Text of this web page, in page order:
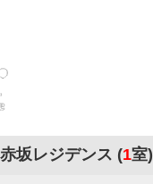
坂レジデンス (1室)